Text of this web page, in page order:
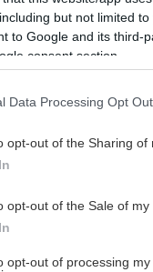
but not limited
to Google and its third-
consent section.
Data Processing Opt
opt-out of the Sharing of
opt-out of the Sale of my
opt-out of processing